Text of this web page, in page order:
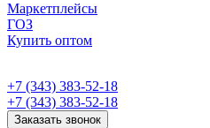
Маркетплейсы
ГОЗ
Купить оптом
+7 (343) 383-52-18
+7 (343) 383-52-18
Заказать звонок